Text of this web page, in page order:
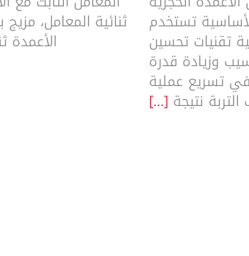
ثنائية المعامل،
الأعمدة
تستخدم
تقنيات تحسين
وزيادة قدرة
تسريع عملية
نتيجة [...]